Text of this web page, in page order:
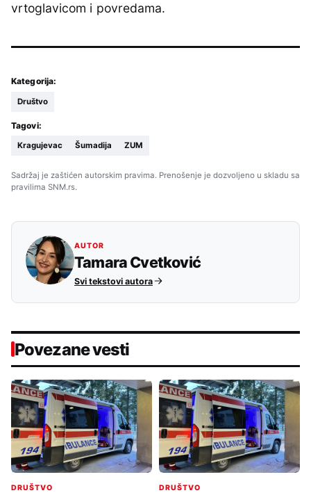
vrtoglavicom i povredama.
Kategorija:
Društvo
Tagovi:
Kragujevac Šumadija ZUM
Sadržaj je zaštićen autorskim pravima. Prenošenje je dozvoljeno u skladu sa
pravilima SNM.rs.
AUTOR
Tamara Cvetković
Svi tekstovi autora
Povezane vesti
DRUŠTVO DRUŠTVO